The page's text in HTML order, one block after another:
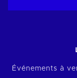
Événements à